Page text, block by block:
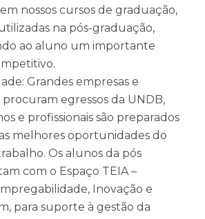
nossos cursos de graduação,
na pós-graduação,
ao aluno um importante
Grandes empresas e
egressos da UNDB,
e profissionais são preparados
melhores oportunidades do
Os alunos da pós
com o Espaço TEIA –
Inovação e
para suporte à gestão da